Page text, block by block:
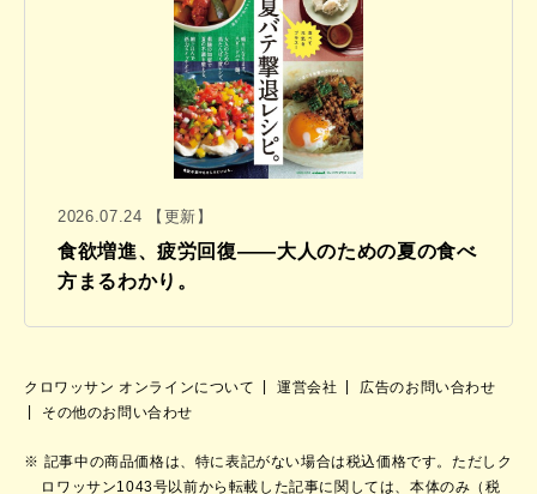
2026.07.24 【更新】
食欲増進、疲労回復——大人のための夏の食べ
方まるわかり。
クロワッサン オンラインについて 運営会社
広告のお問い合わせ
その他のお問い合わせ
記事中の商品価格は、特に表記がない場合は税込価格です。ただしク
ロワッサン1043号以前から転載した記事に関しては、本体のみ（税